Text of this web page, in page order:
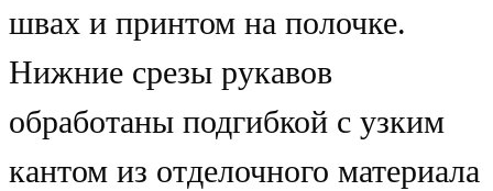
швах и принтом на полочке.
Нижние срезы рукавов
обработаны подгибкой с узким
кантом из отделочного материала